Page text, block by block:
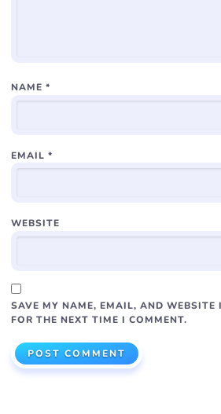
NAME *
EMAIL *
WEBSITE
SAVE MY NAME, EMAIL, AND WEBSITE
FOR THE NEXT TIME I COMMENT.